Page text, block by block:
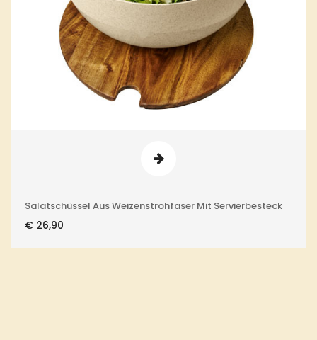
Salatschüssel Aus Weizenstrohfaser Mit Servierbesteck
€ 26,90